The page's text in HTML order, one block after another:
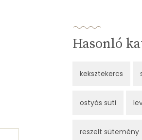
Hasonló
keksztekercs
ostyás süti
reszelt sütemény